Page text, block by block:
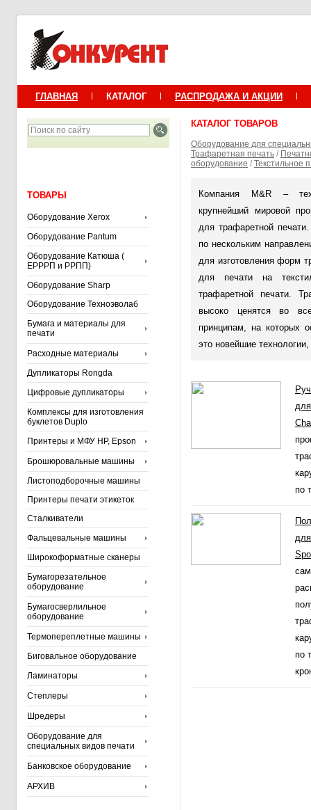
ГЛАВНАЯ КАТАЛОГ РАСПРОДАЖА И АКЦИИ
ТОВАРЫ
Оборудование Xerox
Оборудование Pantum
Оборудование Катюша (
ЕРРРП и РРПП)
Оборудование Sharp
Оборудование Техноэволаб
Бумага и материалы для
печати
Расходные материалы
Дупликаторы Rongda
Цифровые дупликаторы
Комплексы для изготовления
буклетов Duplo
Принтеры и МФУ HP, Epson
Брошюровальные машины
Листоподборочные машины
Принтеры печати этикеток
Сталкиватели
Фальцевальные машины
Широкоформатные сканеры
Бумагорезательное
оборудование
Бумагосверлильное
оборудование
Термопереплетные машины
Биговальное оборудование
Ламинаторы
Степлеры
Шредеры
Оборудование для
специальных видов печати
Банковское оборудование
АРХИВ
КАТАЛОГ ТОВАРОВ
Оборудование для
Трафаретная печать /
оборудование /Текстильное
Компания M&R –
крупнейший мировой
для трафаретной
по нескольким
для изготовления форм
для печати на
трафаретной печати.
высоко ценятся во
принципам, на которых
это новейшие
по
по